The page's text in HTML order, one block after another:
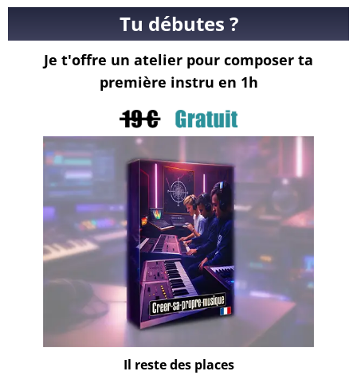
Tu débutes ?
Je t'offre un atelier pour composer ta
première instru en 1h
Il reste des places